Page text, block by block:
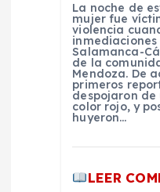
La noche de
mujer fue
violencia
Salamanca-
de la
Mendoza. De
primeros
despojaron de
color rojo, y
huyeron…
LEER